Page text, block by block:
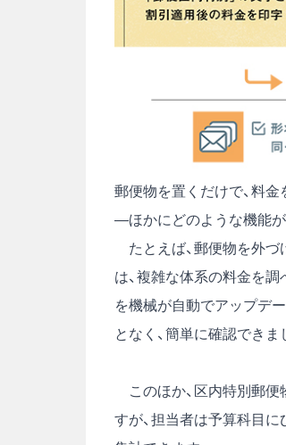
郵便物を置くだけで、料
―ほかにどのような機能が
たとえば、郵便物を外づ
は、複雑な体系の料金を
を機械が自動でアップデ
となく、簡単に確認できま
このほか、区内特別郵便
すが、担当者は予算科目